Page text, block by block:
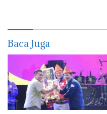
Baca Juga